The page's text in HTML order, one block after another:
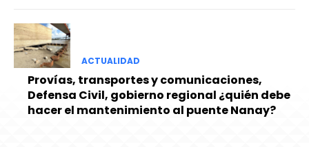
ACTUALIDAD
Provías, transportes y comunicaciones,
Defensa Civil, gobierno regional ¿quién debe
hacer el mantenimiento al puente Nanay?